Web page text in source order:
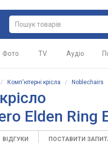
Фото TV Аудіо
/ Комп'ютерні крісла / Noblechairs
Elden Ring
ВІДГУКИ ПОСТАВИТИ